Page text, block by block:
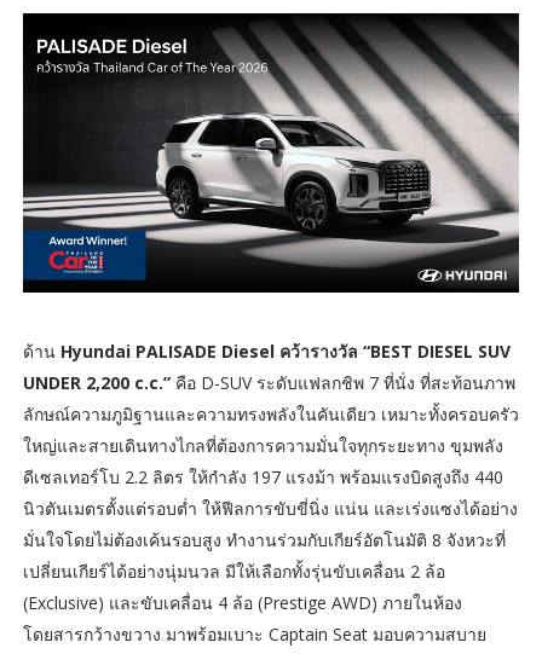
ด้านHyundai PALISADE Diesel คว้ารางวัล “BEST DIESEL SUV
UNDER 2,200 c.c.”คือ D-SUV ระดับแฟลกชิพ 7 ที่นั่ง ที่สะท้อนภาพ
ลักษณ์ความภูมิฐานและความทรงพลังในคันเดียว เหมาะทั้งครอบครัว
ใหญ่และสายเดินทางไกลที่ต้องการความมั่นใจทุกระยะทาง ขุมพลัง
ดีเซลเทอร์โบ 2.2 ลิตร ให้กำลัง 197 แรงม้า พร้อมแรงบิดสูงถึง 440
นิวตันเมตรตั้งแต่รอบต่ำ ให้ฟีลการขับขี่นิ่ง แน่น และเร่งแซงได้อย่าง
มั่นใจโดยไม่ต้องเค้นรอบสูง ทำงานร่วมกับเกียร์อัตโนมัติ 8 จังหวะที่
เปลี่ยนเกียร์ได้อย่างนุ่มนวล มีให้เลือกทั้งรุ่นขับเคลื่อน 2 ล้อ
(Exclusive) และขับเคลื่อน 4 ล้อ (Prestige AWD) ภายในห้อง
โดยสารกว้างขวาง มาพร้อมเบาะ Captain Seat มอบความสบาย